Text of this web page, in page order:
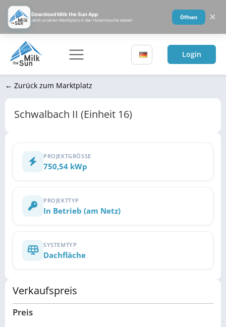
Login
← Zurück zum Marktplatz
Schwalbach II (Einheit 16)
PROJEKTGRÖSSE
750,54 kWp
PROJEKTTYP
In Betrieb (am Netz)
SYSTEMTYP
Dachfläche
Verkaufspreis
Preis
Download Milk the Sun App
Jetzt unseren Marktplatz in der Hosentasche dabei!
Öffnen ×